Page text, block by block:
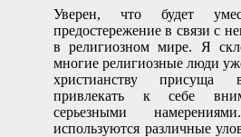
Уверен, что будет
предостережение в связи с
в религиозном мире. Я
многие религиозные люди
христианству присуща
привлекать к себе
серьезными
используются различные